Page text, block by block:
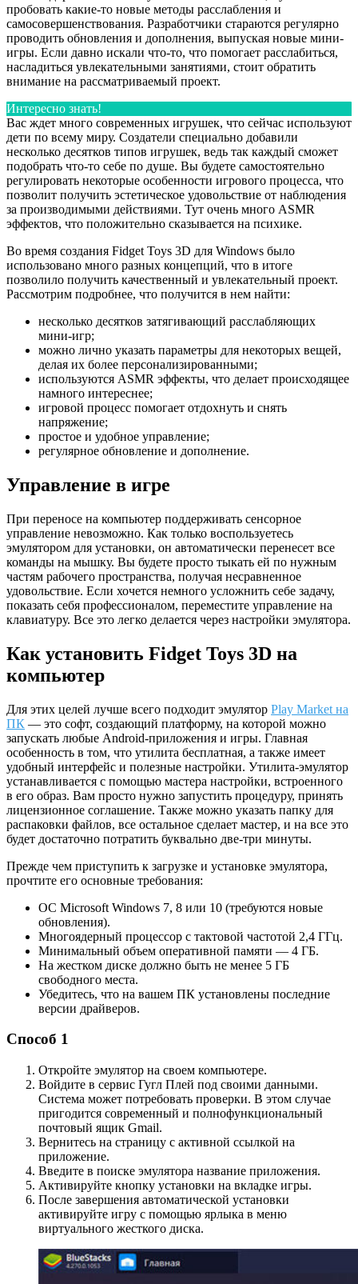
пробовать какие-то новые методы расслабления и
самосовершенствования. Разработчики стараются регулярно
проводить обновления и дополнения, выпуская новые мини-
игры. Если давно искали что-то, что помогает расслабиться,
насладиться увлекательными занятиями, стоит обратить
внимание на рассматриваемый проект.
Интересно знать!
Вас ждет много современных игрушек, что сейчас используют
дети по всему миру. Создатели специально добавили
несколько десятков типов игрушек, ведь так каждый сможет
подобрать что-то себе по душе. Вы будете самостоятельно
регулировать некоторые особенности игрового процесса, что
позволит получить эстетическое удовольствие от наблюдения
за производимыми действиями. Тут очень много ASMR
эффектов, что положительно сказывается на психике.
Во время создания Fidget Toys 3D для Windows было
использовано много разных концепций, что в итоге
позволило получить качественный и увлекательный проект.
Рассмотрим подробнее, что получится в нем найти:
несколько десятков затягивающий расслабляющих
мини-игр;
можно лично указать параметры для некоторых вещей,
делая их более персонализированными;
используются ASMR эффекты, что делает происходящее
намного интереснее;
игровой процесс помогает отдохнуть и снять
напряжение;
простое и удобное управление;
регулярное обновление и дополнение.
Управление в игре
При переносе на компьютер поддерживать сенсорное
управление невозможно. Как только воспользуетесь
эмулятором для установки, он автоматически перенесет все
команды на мышку. Вы будете просто тыкать ей по нужным
частям рабочего пространства, получая несравненное
удовольствие. Если хочется немного усложнить себе задачу,
показать себя профессионалом, переместите управление на
клавиатуру. Все это легко делается через настройки эмулятора.
Как установить Fidget Toys 3D на
компьютер
Для этих целей лучше всего подходит эмулятор Play Market на
ПК — это софт, создающий платформу, на которой можно
запускать любые Android-приложения и игры. Главная
особенность в том, что утилита бесплатная, а также имеет
удобный интерфейс и полезные настройки. Утилита-эмулятор
устанавливается с помощью мастера настройки, встроенного
в его образ. Вам просто нужно запустить процедуру, принять
лицензионное соглашение. Также можно указать папку для
распаковки файлов, все остальное сделает мастер, и на все это
будет достаточно потратить буквально две-три минуты.
Прежде чем приступить к загрузке и установке эмулятора,
прочтите его основные требования:
ОС Microsoft Windows 7, 8 или 10 (требуются новые
обновления).
Многоядерный процессор с тактовой частотой 2,4 ГГц.
Минимальный объем оперативной памяти — 4 ГБ.
На жестком диске должно быть не менее 5 ГБ
свободного места.
Убедитесь, что на вашем ПК установлены последние
версии драйверов.
Способ 1
Откройте эмулятор на своем компьютере.
Войдите в сервис Гугл Плей под своими данными.
Система может потребовать проверки. В этом случае
пригодится современный и полнофункциональный
почтовый ящик Gmail.
Вернитесь на страницу с активной ссылкой на
приложение.
Введите в поиске эмулятора название приложения.
Активируйте кнопку установки на вкладке игры.
После завершения автоматической установки
активируйте игру с помощью ярлыка в меню
виртуального жесткого диска.